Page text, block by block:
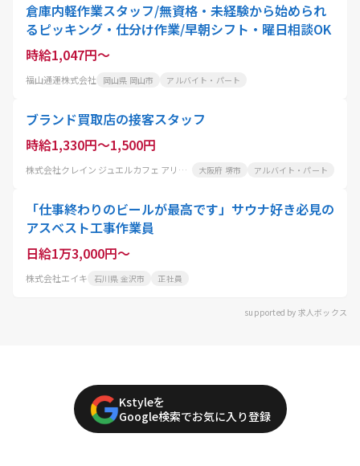
倉庫内軽作業スタッフ/無資格・未経験から始められ
るピッキング・仕分け作業/早朝シフト・曜日相談OK
時給1,047円～
福山通運株式会社 岡山県 岡山市 アルバイト・パート
ブランド買取店の接客スタッフ
時給1,330円～1,500円
株式会社クレイン ジュエルカフェ アリオ鳳店 大阪府 堺市 アルバイト・パート
「仕事終わりのビールが最高です」サウナ好き必見の
アスベスト工事作業員
日給1万3,000円～
株式会社エイキ 石川県 金沢市 正社員
supported by 求人ボックス
Kstyleを
Google検索でお気に入り登録